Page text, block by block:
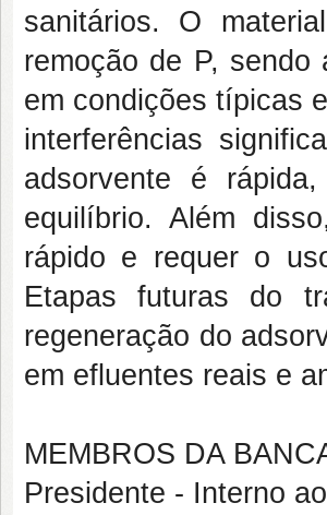
sanitários. O
remoção de P,
em condições típicas
interferências
adsorvente é
equilíbrio. Além
rápido e requer o
Etapas futuras do
regeneração do
em efluentes reais e
MEMBROS DA
Presidente - Interno